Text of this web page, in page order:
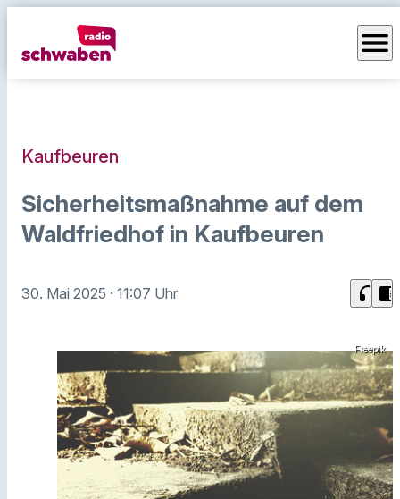
menu
Kaufbeuren
Sicherheitsmaßnahme auf dem
Waldfriedhof in Kaufbeuren
30. Mai 2025 · 11:07 Uhr headphones chrome_reader_mode
Freepik